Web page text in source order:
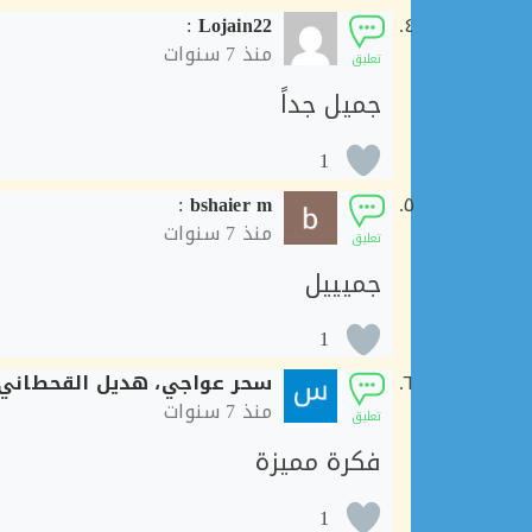
تعليق
Lojain22
:
منذ 7 سنوات
جميل جداً
1
تعليق
bshaier m
:
منذ 7 سنوات
جميييل
1
تعليق
سحر عواجي، هديل
منذ 7 سنوات
فكرة مميزة
1